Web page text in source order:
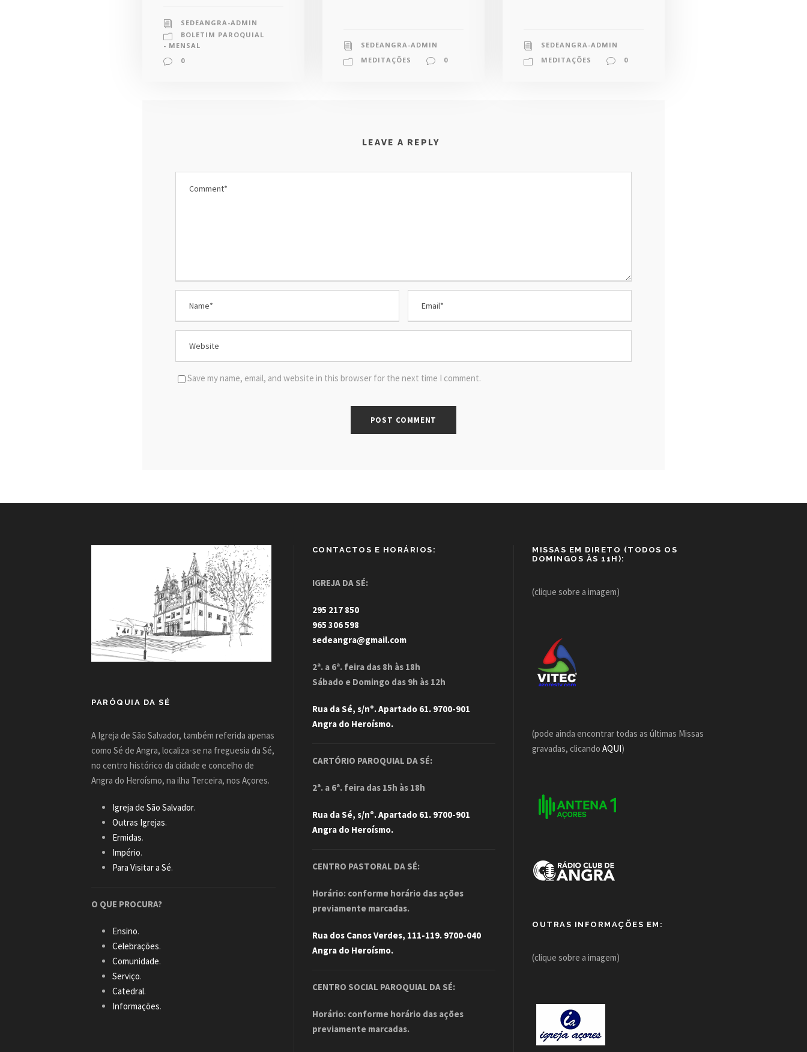
SEDEANGRA-ADMIN
BOLETIM PAROQUIAL
- MENSAL
0
SEDEANGRA-ADMIN
MEDITAÇÕES
0
SEDEANGRA-ADMIN
MEDITAÇÕES
0
LEAVE A REPLY
Save my name, email, and website in this browser for the next time I comment.
PARÓQUIA DA SÉ
A Igreja de São Salvador, também referida apenas
como Sé de Angra, localiza-se na freguesia da Sé,
no centro histórico da cidade e concelho de
Angra do Heroísmo, na ilha Terceira, nos Açores.
Igreja de São Salvador.
Outras Igrejas.
Ermidas.
Império.
Para Visitar a Sé.
O QUE PROCURA?
Ensino.
Celebrações.
Comunidade.
Serviço.
Catedral.
Informações.
CONTACTOS E HORÁRIOS:
IGREJA DA SÉ:
295 217 850
965 306 598
sedeangra@gmail.com
2ª. a 6ª. feira das 8h às 18h
Sábado e Domingo das 9h às 12h
Rua da Sé, s/nº. Apartado 61. 9700-901
Angra do Heroísmo.
CARTÓRIO PAROQUIAL DA SÉ:
2ª. a 6ª. feira das 15h às 18h
Rua da Sé, s/nº. Apartado 61. 9700-901
Angra do Heroísmo.
CENTRO PASTORAL DA SÉ:
Horário: conforme horário das ações
previamente marcadas.
Rua dos Canos Verdes, 111-119. 9700-040
Angra do Heroísmo.
CENTRO SOCIAL PAROQUIAL DA SÉ:
Horário: conforme horário das ações
previamente marcadas.
MISSAS EM DIRETO (TODOS OS
DOMINGOS ÀS 11H):
(clique sobre a imagem)
(pode ainda encontrar todas as últimas Missas
gravadas, clicandoAQUI)
OUTRAS INFORMAÇÕES EM:
(clique sobre a imagem)